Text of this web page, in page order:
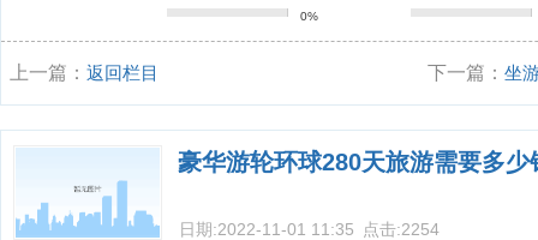
0%
上一篇： 返回栏目 下一篇：坐
概需要多少
豪华游轮环球280天旅游需要多少
日期:2022-11-01 11:35 点击:2254